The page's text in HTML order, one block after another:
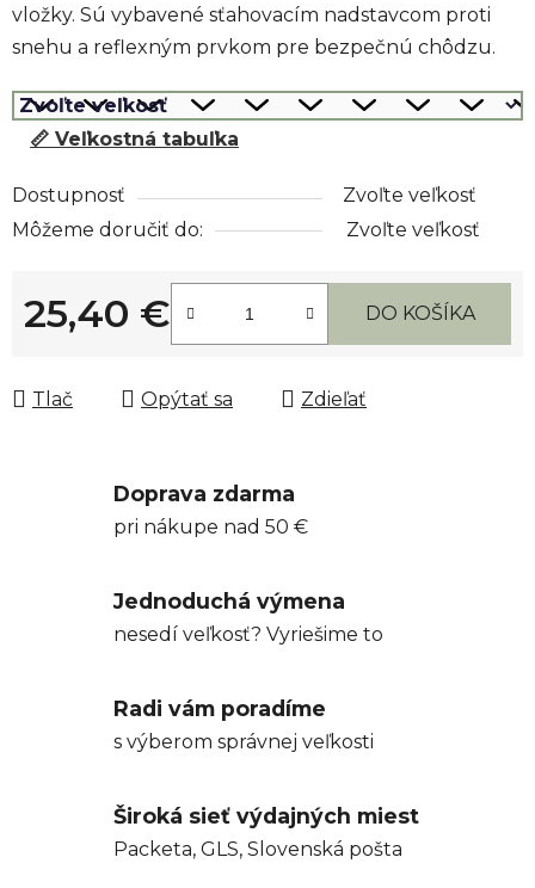
vložky. Sú vybavené sťahovacím nadstavcom proti
snehu a reflexným prvkom pre bezpečnú chôdzu.
📏 Veľkostná tabuľka
Dostupnosť
Zvoľte veľkosť
Môžeme doručiť do:
Zvoľte veľkosť
25,40 €
Jednotková cena:
DO KOŠÍKA
Tlač Opýtať sa Zdieľať
Doprava zdarma
pri nákupe nad 50 €
Jednoduchá výmena
nesedí veľkosť? Vyriešime to
Radi vám poradíme
s výberom správnej veľkosti
Široká sieť výdajných miest
Packeta, GLS, Slovenská pošta